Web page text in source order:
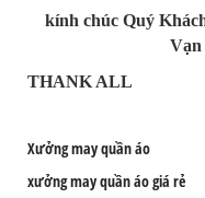
kính chúc Quý
Vạn
THANK ALL
Xưởng may quần áo
xưởng may quần áo giá rẻ